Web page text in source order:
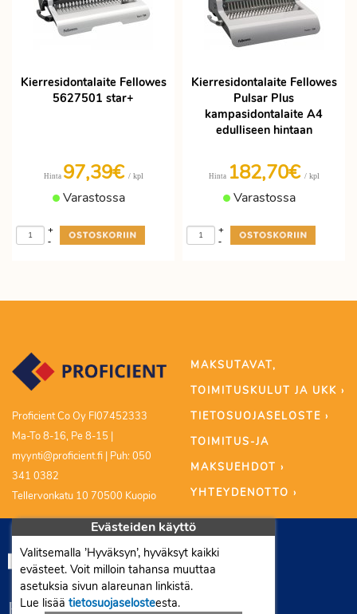
Kierresidontalaite Fellowes
5627501 star+
Hinta 97,39€ / kpl
Varastossa
-
+
Kierresidontalaite Fellowes
Pulsar Plus
kampasidontalaite A4
edulliseen hintaan
Hinta 182,70€ / kpl
Varastossa
-
+
Proficient Co Oy FI07452333
Ma-To 8-16, Pe 8-15 |
myynti@proficient.fi | Puh: 050
341 0382
Tellervonkatu 10 70500 Kuopio
MAKSUTAVAT,
TOIMITUSKULUT JA UKK ›
TIETOSUOJASELOSTE ›
TOIMITUS-JA
MAKSUEHDOT ›
YHTEYDENOTTO ›
Evästeiden käyttö
Valitsemalla ’Hyväksyn’, hyväksyt kaikki
evästeet. Voit milloin tahansa muuttaa
asetuksia sivun alareunan linkistä.
Lue lisää tietosuojaselosteesta.